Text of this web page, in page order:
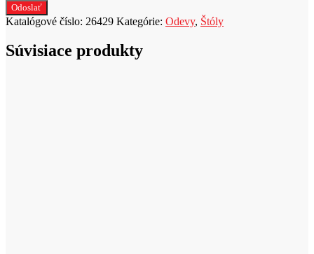
Odoslať
Katalógové číslo: 26429 Kategórie: Odevy, Štóly
Súvisiace produkty